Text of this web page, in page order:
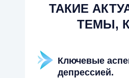
Ключевые
депрессией.
ТАКИЕ
ТЕМЫ,